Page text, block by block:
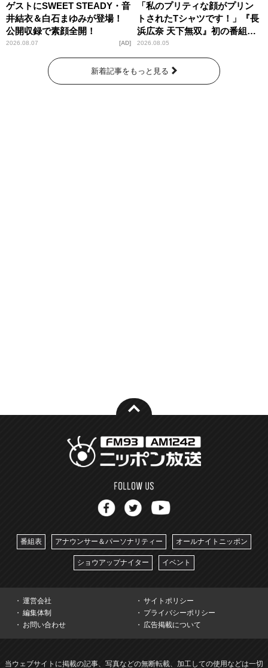
ゲストにSWEET STEADY・音
井結衣＆白石まゆみが登場！
公開収録で素顔全開！
2026.08.07 AD
「私のプリティな顔がプリン
トされたTシャツです！」『長
浜広奈 天下無双』初の番組グ
ッズ発売
2026.08.05
新着記事をもっと見る
番組表 アナウンサー＆パーソナリティー オールナイトニッポン
ショウアップナイター イベント
運営会社
サイトポリシー
編集体制
プライバシーポリシー
お問い合わせ
広告掲載について
当ウェブサイトに掲載の記事、写真などの無断転載、加工しての使用などは一切